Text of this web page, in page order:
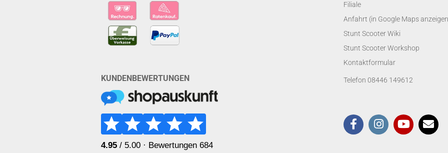
KUNDENBEWERTUNGEN
Filiale
Anfahrt (in Google Maps
Stunt Scooter Wiki
Stunt Scooter Workshop
Kontaktformular
Telefon 08446 149612